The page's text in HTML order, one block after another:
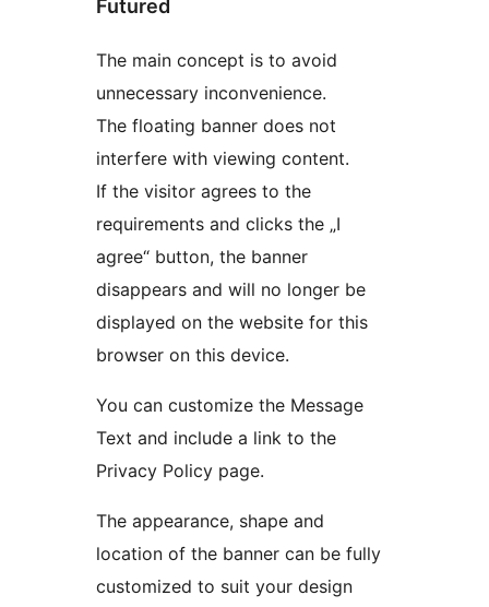
Futured
The main concept is to avoid
unnecessary inconvenience.
The floating banner does not
interfere with viewing content.
If the visitor agrees to the
requirements and clicks the „I
agree“ button, the banner
disappears and will no longer be
displayed on the website for this
browser on this device.
You can customize the Message
Text and include a link to the
Privacy Policy page.
The appearance, shape and
location of the banner can be fully
customized to suit your design